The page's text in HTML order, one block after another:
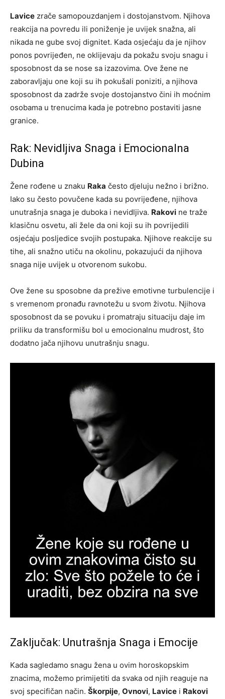
Lavice zrače samopouzdanjem i dostojanstvom. Njihova
reakcija na povredu ili poniženje je uvijek snažna, ali
nikada ne gube svoj dignitet. Kada osjećaju da je njihov
ponos povrijeđen, ne oklijevaju da pokažu svoju snagu i
sposobnost da se nose sa izazovima. Ove žene ne
zaboravljaju one koji su ih pokušali poniziti, a njihova
sposobnost da zadrže svoje dostojanstvo čini ih moćnim
osobama u trenucima kada je potrebno postaviti jasne
granice.
Rak: Nevidljiva Snaga i Emocionalna
Dubina
Žene rođene u znaku Raka često djeluju nežno i brižno.
Iako su često povučene kada su povrijeđene, njihova
unutrašnja snaga je duboka i nevidljiva. Rakovi ne traže
klasičnu osvetu, ali žele da oni koji su ih povrijedili
osjećaju posljedice svojih postupaka. Njihove reakcije su
tihe, ali snažno utiču na okolinu, pokazujući da njihova
snaga nije uvijek u otvorenom sukobu.
Ove žene su sposobne da prežive emotivne turbulencije i
s vremenom pronađu ravnotežu u svom životu. Njihova
sposobnost da se povuku i promatraju situaciju daje im
priliku da transformišu bol u emocionalnu mudrost, što
dodatno jača njihovu unutrašnju snagu.
Zaključak: Unutrašnja Snaga i Emocije
Kada sagledamo snagu žena u ovim horoskopskim
znacima, možemo primijetiti da svaka od njih reaguje na
svoj specifičan način. Škorpije, Ovnovi, Lavice i Rakovi